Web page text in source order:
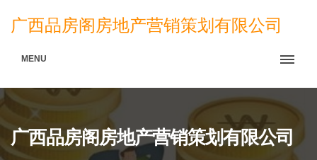
广西品房阁房地产营销策划有限公司
MENU
广西品房阁房地产营销策划有限公司